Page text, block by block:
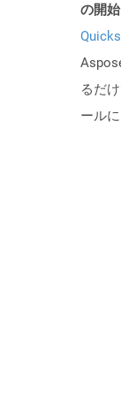
の開
るだ
ール